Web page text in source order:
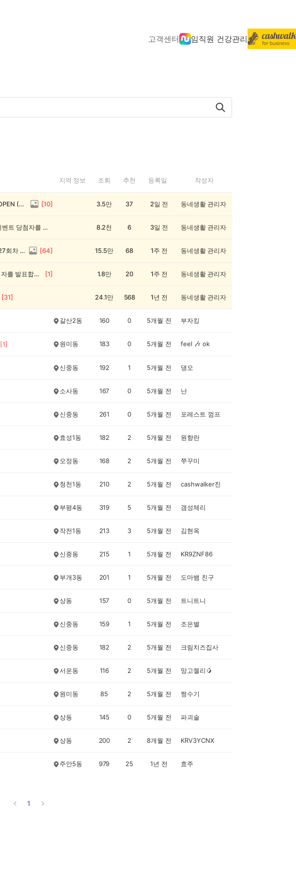
고객센터 임직원 건강관리
지역 정보 조회 추천 등록일 작성자
전원 1,000캐시! 🥳 우리 동네 썰전 14회차 OPEN (~8/17) [10] 3.5만 37 2일 전 동네생활 관리자
💰[당첨자 발표] 26회차 우리 동네 정보왕 이벤트 당첨자를 발표합니다! 8.2천 6 3일 전 동네생활 관리자
💸 전원 2,000캐시 지급! 우리 동네 정보왕 27회차 (~8/10) [64] 15.5만 68 1주 전 동네생활 관리자
💰[당첨자 발표] 우리 동네 썰전 12회차 당첨자를 발표합니다! [1] 1.8만 20 1주 전 동네생활 관리자
[31] 24.1만 568 1년 전 동네생활 관리자
갈산2동 160 0 5개월 전 부자킹
[1] 원미동 183 0 5개월 전 feel 🎶 ok
신중동 192 1 5개월 전 댕오
소사동 167 0 5개월 전 난
신중동 261 0 5개월 전 포레스트 껌프
효성1동 182 2 5개월 전 원향란
오정동 168 2 5개월 전 쭈꾸미
청천1동 210 2 5개월 전 cashwalker진
부평4동 319 5 5개월 전 갬성체리
작전1동 213 3 5개월 전 김현옥
신중동 215 1 5개월 전 KR9ZNF86
부개3동 201 1 5개월 전 도마뱀 친구
상동 157 0 5개월 전 트니트니
신중동 159 1 5개월 전 조은별
신중동 182 2 5개월 전 크림치즈집사
서운동 116 2 5개월 전 망고젤리🥭
원미동 85 2 5개월 전 쩡수기
상동 145 0 5개월 전 파괴술
상동 200 2 8개월 전 KRV3YCNX
주안5동 979 25 1년 전 효주
1